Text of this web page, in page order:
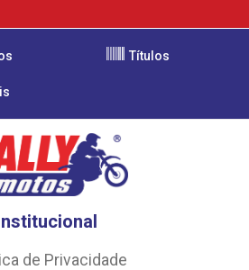
Títulos
de Privacidade